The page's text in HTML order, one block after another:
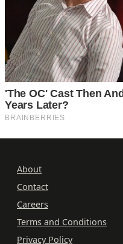
About
Contact
Careers
Terms and Conditions
Privacy Policy